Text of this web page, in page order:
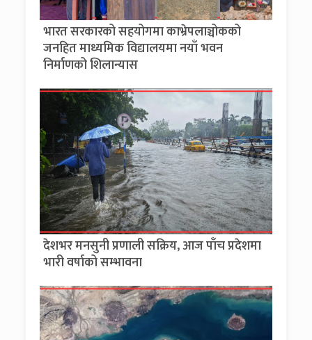
भारत सरकारको सहयोगमा काभ्रेपलाञ्चोकको
जनहित माध्यमिक विद्यालयमा नयाँ भवन
निर्माणको शिलान्यास
देशभर मनसुनी प्रणाली सक्रिय, आज पाँच प्रदेशमा
भारी वर्षाको सम्भावना